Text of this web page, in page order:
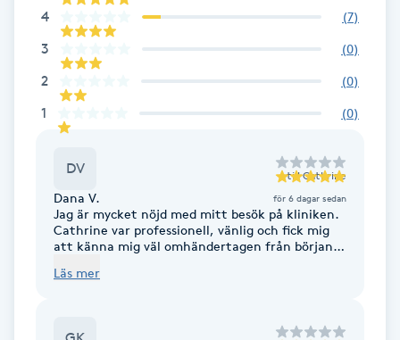
Fibromassage
Fillers
Fotsvamp
Fotvård
4 (7)
3 (0)
2 (0)
1 (0)
DV till Cathrine
Dana V. för 6 dagar sedan
Jag är mycket nöjd med mitt besök på kliniken.
Cathrine var professionell, vänlig och fick mig
att känna mig väl omhändertagen från början
jag fick tydlig information genom hela
den till andra som söker hög kvalitet och ett
Läs mer